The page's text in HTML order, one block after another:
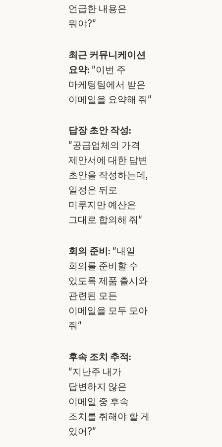
언급한 내용은
뭐야?"
최근 커뮤니케이션
요약: "이번 주
마케팅팀에서 받은
이메일을 요약해 줘"
답장 초안 작성:
"공급업체의 가격
제안서에 대한 답변
초안을 작성하는데,
일정은 뒤로
미루지만 예산은
그대로 합의해 줘"
회의 준비: "내일
회의를 준비할 수
있도록 제품 출시와
관련된 모든
이메일을 모두 모아
줘"
후속 조치 추적:
"지난주 내가
답변하지 않은
이메일 중 후속
조치를 취해야 할 게
있어?"